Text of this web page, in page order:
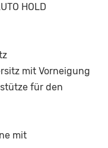
HOLD
mit Vorneigung
für den
mit